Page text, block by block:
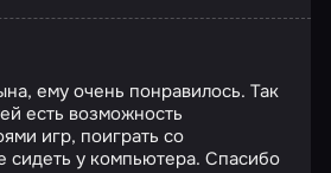
ему очень понравилось. Так
есть возможность
игр, поиграть со
сидеть у компьютера. Спасибо